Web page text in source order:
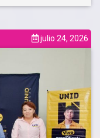
julio 24, 2026